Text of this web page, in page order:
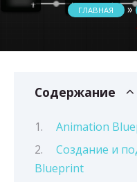
ГЛАВНАЯ »
Содержание
Animation
Создание и
Blueprint